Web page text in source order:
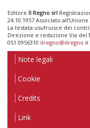
Editore Il Regno srl
24.10.1957 Associato
La testata usufruisce dei
Direzione e redazione Via del
051 0956310 ilregno@ilregno.it
Note legali
Cookie
Credits
Link